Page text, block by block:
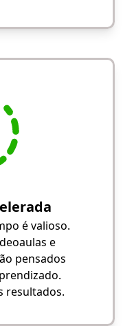
é valioso.
e
pensados
resultados.